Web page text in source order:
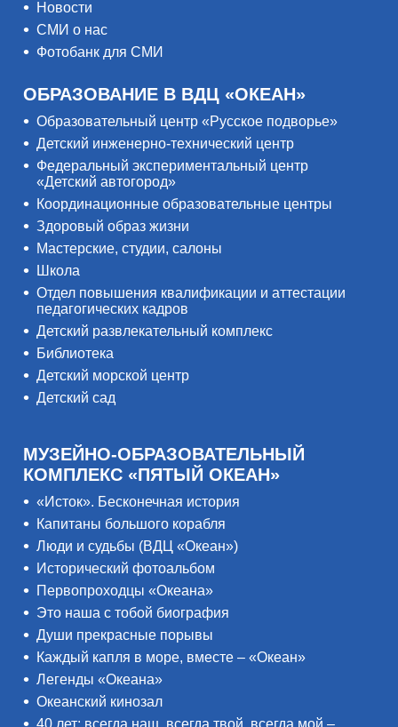
Новости
СМИ о нас
Фотобанк для СМИ
ОБРАЗОВАНИЕ В ВДЦ «ОКЕАН»
Образовательный центр «Русское подворье»
Детский инженерно-технический центр
Федеральный экспериментальный центр
«Детский автогород»
Координационные образовательные центры
Здоровый образ жизни
Мастерские, студии, салоны
Школа
Отдел повышения квалификации и аттестации
педагогических кадров
Детский развлекательный комплекс
Библиотека
Детский морской центр
Детский сад
МУЗЕЙНО-ОБРАЗОВАТЕЛЬНЫЙ
КОМПЛЕКС «ПЯТЫЙ ОКЕАН»
«Исток». Бесконечная история
Капитаны большого корабля
Люди и судьбы (ВДЦ «Океан»)
Исторический фотоальбом
Первопроходцы «Океана»
Это наша с тобой биография
Души прекрасные порывы
Каждый капля в море, вместе – «Океан»
Легенды «Океана»
Океанский кинозал